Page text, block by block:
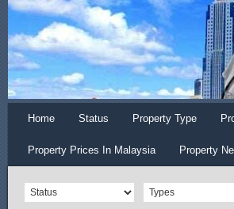
Home Status Property Type
Property Prices In Malaysia Property